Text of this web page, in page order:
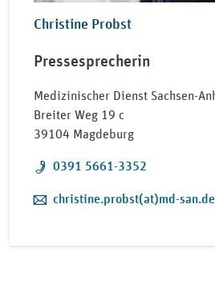
Christine Probst
Pressesprecherin
Medizinischer Dienst Sachsen-
Breiter Weg 19 c
39104 Magdeburg
Telefon:
0391 5661-3352
E-Mail:
christine.probst(at)md-san.de